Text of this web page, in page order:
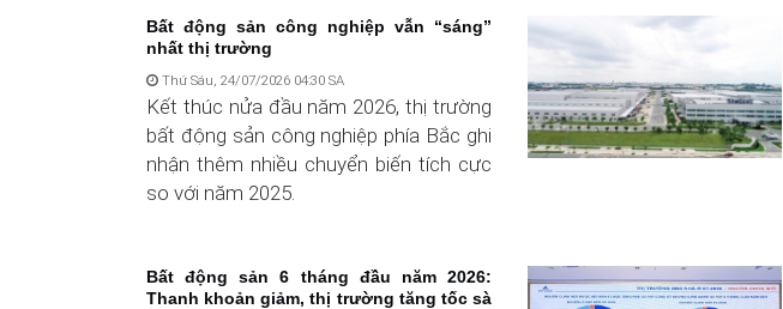
Bất động sản công nghiệp vẫn “sáng”
nhất thị trường
Thứ Sáu, 24/07/2026 04:30 SA
Kết thúc nửa đầu năm 2026, thị trường
bất động sản công nghiệp phía Bắc ghi
nhận thêm nhiều chuyển biến tích cực
so với năm 2025.
Bất động sản 6 tháng đầu năm 2026:
Thanh khoản giảm, thị trường tăng tốc sà